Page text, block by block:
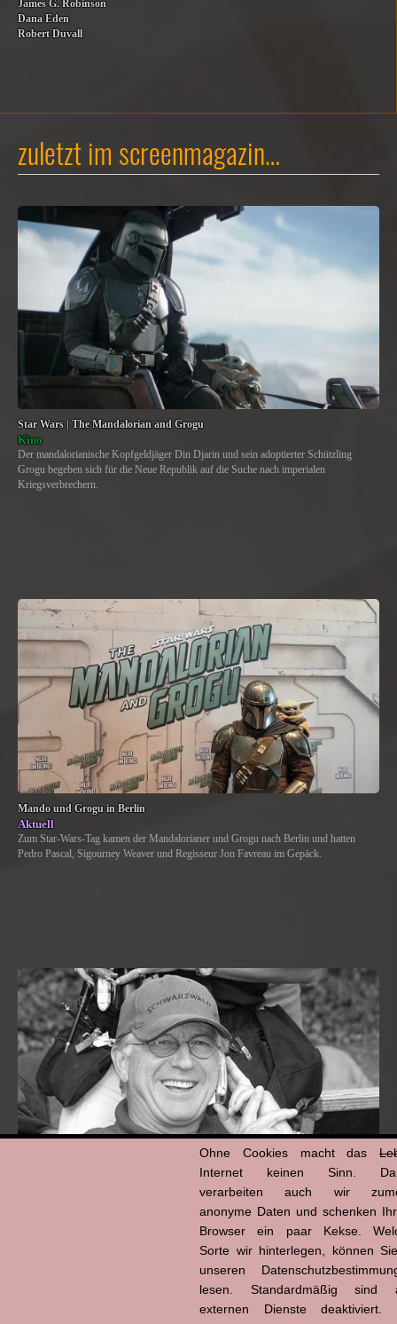
James G. Robinson
Dana Eden
Robert Duvall
zuletzt im screenmagazin…
Star Wars | The Mandalorian and Grogu
Kino
Der mandalorianische Kopfgeldjäger Din Djarin und sein adoptierter Schützling
Grogu begeben sich für die Neue Republik auf die Suche nach imperialen
Kriegsverbrechern.
Mando und Grogu in Berlin
Aktuell
Zum Star-Wars-Tag kamen der Mandalorianer und Grogu nach Berlin und hatten
Pedro Pascal, Sigourney Weaver und Regisseur Jon Favreau im Gepäck.
Ohne Cookies macht das
Internet keinen Sinn.
verarbeiten auch wir
anonyme Daten und schenken
Browser ein paar Kekse.
Sorte wir hinterlegen, können
unseren
lesen. Standardmäßig sind
externen Dienste deaktiviert.